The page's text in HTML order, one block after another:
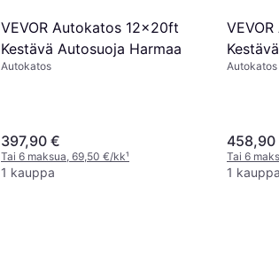
VEVOR Autokatos 12x20ft
Kestävä Autosuoja Harmaa
Autokatos
397,90 €
Tai 6 maksua, 69,50 €/kk¹
1 kauppa
Autokatos
458,90
Tai 6
1 kauppa